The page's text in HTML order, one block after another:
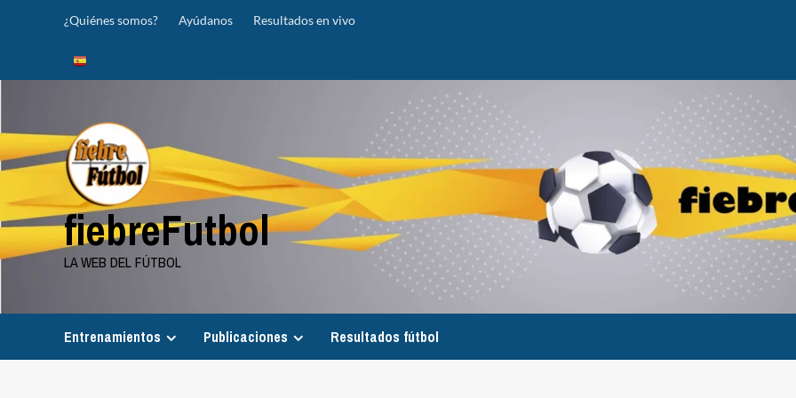
¿Quiénes somos? Ayúdanos Resultados en vivo
fiebreFutbol
LA WEB DEL FÚTBOL
Entrenamientos Publicaciones Resultados fútbol